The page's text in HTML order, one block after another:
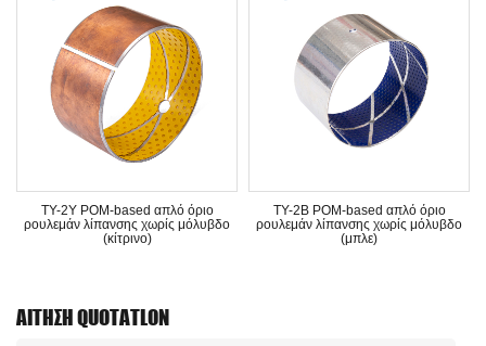
TY-2Y POM-based απλό όριο
ρουλεμάν λίπανσης χωρίς μόλυβδο
(κίτρινο)
TY-2B POM-based απλό όριο
ρουλεμάν λίπανσης χωρίς μόλυβδο
(μπλε)
ΑΊΤΗΣΗ QUOTATLON